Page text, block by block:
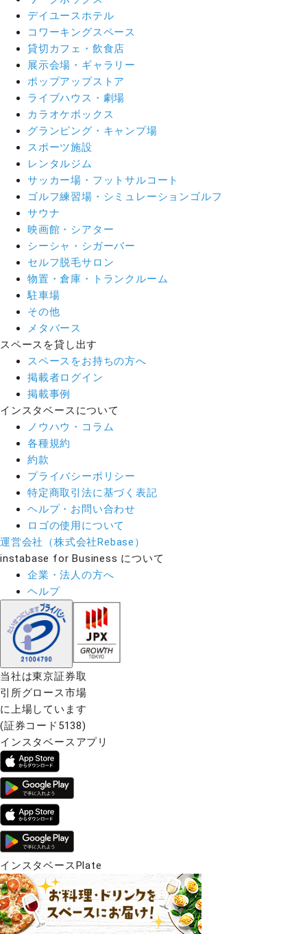
デイユースホテル
コワーキングスペース
貸切カフェ・飲食店
展示会場・ギャラリー
ポップアップストア
ライブハウス・劇場
カラオケボックス
グランピング・キャンプ場
スポーツ施設
レンタルジム
サッカー場・フットサルコート
ゴルフ練習場・シミュレーションゴルフ
サウナ
映画館・シアター
シーシャ・シガーバー
セルフ脱毛サロン
物置・倉庫・トランクルーム
駐車場
その他
メタバース
スペースを貸し出す
スペースをお持ちの方へ
掲載者ログイン
掲載事例
インスタベースについて
ノウハウ・コラム
各種規約
約款
プライバシーポリシー
特定商取引法に基づく表記
ヘルプ・お問い合わせ
ロゴの使用について
運営会社（株式会社Rebase）
instabase for Business について
企業・法人の方へ
ヘルプ
当社は東京証券取
引所グロース市場
に上場しています
(証券コード5138)
インスタベースアプリ
インスタベースPlate